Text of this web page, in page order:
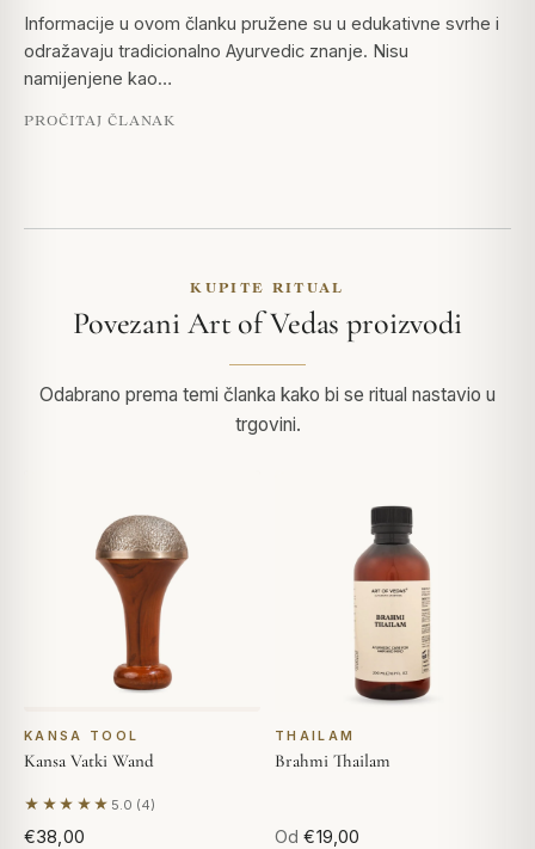
Informacije u ovom članku pružene su u edukativne svrhe i
odražavaju tradicionalno Ayurvedic znanje. Nisu
namijenjene kao…
PROČITAJ ČLANAK
KUPITE RITUAL
Povezani Art of Vedas proizvodi
Odabrano prema temi članka kako bi se ritual nastavio u
trgovini.
KANSA TOOL
Kansa Vatki Wand
★★★★★ 5.0 (4)
Na temelju 4 recenzija
€38,00
THAILAM
Brahmi Thailam
Od €19,00